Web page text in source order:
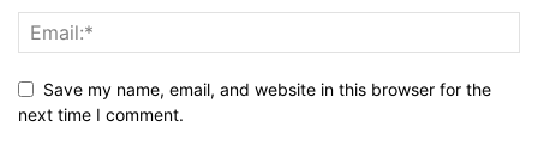
Save my name, email, and website in this browser for the
next time I comment.